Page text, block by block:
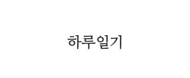
하루일기